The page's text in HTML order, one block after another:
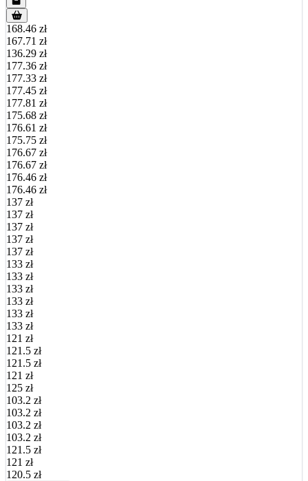
168.46 zł
167.71 zł
136.29 zł
177.36 zł
177.33 zł
177.45 zł
177.81 zł
175.68 zł
176.61 zł
175.75 zł
176.67 zł
176.67 zł
176.46 zł
176.46 zł
137 zł
137 zł
137 zł
137 zł
137 zł
133 zł
133 zł
133 zł
133 zł
133 zł
133 zł
121 zł
121.5 zł
121.5 zł
121 zł
125 zł
103.2 zł
103.2 zł
103.2 zł
103.2 zł
121.5 zł
121 zł
120.5 zł